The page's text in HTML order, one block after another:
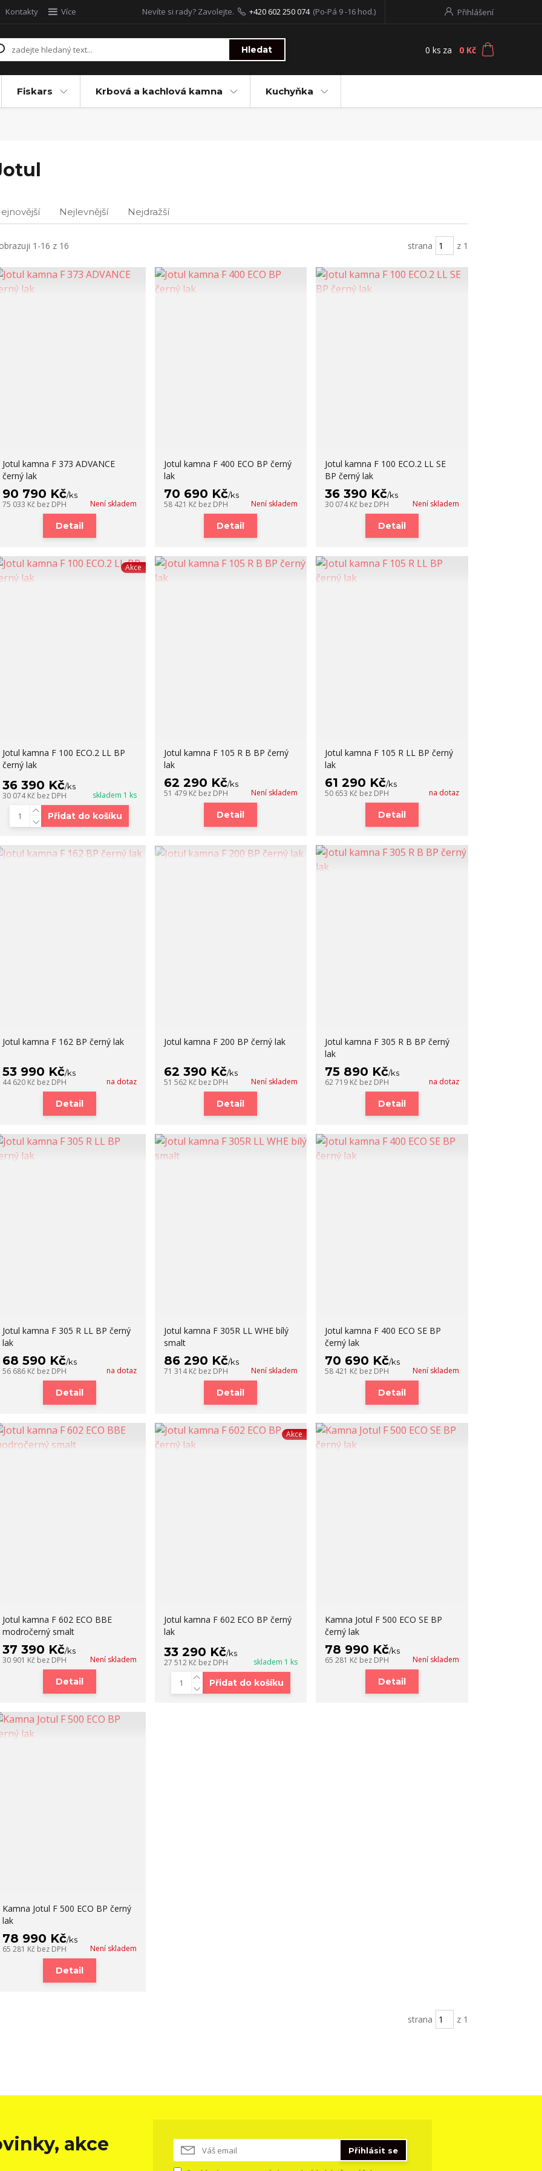
Kontakty Více Přihlášení
Hledat
Nevíte si rady? Zavolejte. +420 602 250 074 (Po-Pá 9 -16 hod.)
0 ks za 0 Kč
Fiskars Krbová a kachlová kamna Kuchyňka
Nejlevnější Nejdražší
1-16 z 16 strana z 1
Jotul kamna F 373 ADVANCE
černý lak
90 790 Kč/ks
75 033 Kč bez DPH Není skladem
Detail
Jotul kamna F 400 ECO BP černý
lak
70 690 Kč/ks
58 421 Kč bez DPH Není skladem
Detail
Jotul kamna F 100 ECO.2 LL SE
BP černý lak
36 390 Kč/ks
30 074 Kč bez DPH Není skladem
Detail
Akce
Jotul kamna F 100 ECO.2 LL BP
černý lak
36 390 Kč/ks
30 074 Kč bez DPH skladem 1 ks
Přidat do košíku
Jotul kamna F 105 R B BP černý
lak
62 290 Kč/ks
51 479 Kč bez DPH Není skladem
Detail
Jotul kamna F 105 R LL BP černý
lak
61 290 Kč/ks
50 653 Kč bez DPH na dotaz
Detail
Jotul kamna F 162 BP černý lak
53 990 Kč/ks
44 620 Kč bez DPH na dotaz
Detail
Jotul kamna F 200 BP černý lak
62 390 Kč/ks
51 562 Kč bez DPH Není skladem
Detail
Jotul kamna F 305 R B BP černý
lak
75 890 Kč/ks
62 719 Kč bez DPH na dotaz
Detail
Jotul kamna F 305 R LL BP černý
lak
68 590 Kč/ks
56 686 Kč bez DPH na dotaz
Detail
Jotul kamna F 305R LL WHE bílý
smalt
86 290 Kč/ks
71 314 Kč bez DPH Není skladem
Detail
Jotul kamna F 400 ECO SE BP
černý lak
70 690 Kč/ks
58 421 Kč bez DPH Není skladem
Detail
Jotul kamna F 602 ECO BBE
modročerný smalt
37 390 Kč/ks
30 901 Kč bez DPH Není skladem
Detail
Akce
Jotul kamna F 602 ECO BP černý
lak
33 290 Kč/ks
27 512 Kč bez DPH skladem 1 ks
Přidat do košíku
Kamna Jotul F 500 ECO SE BP
černý lak
78 990 Kč/ks
65 281 Kč bez DPH Není skladem
Detail
Kamna Jotul F 500 ECO BP černý
lak
78 990 Kč/ks
65 281 Kč bez DPH Není skladem
Detail
strana z 1
akce
Přihlásit se